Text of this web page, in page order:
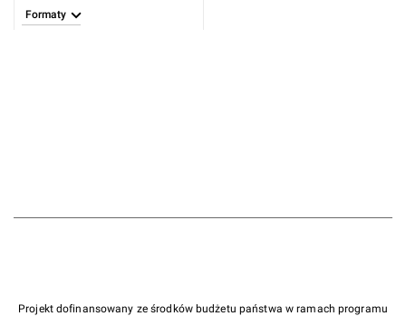
Formaty
Projekt dofinansowany ze środków budżetu państwa w ramach programu